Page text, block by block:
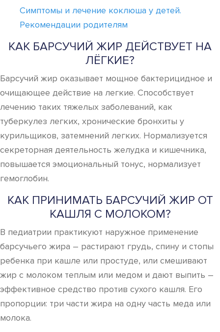
Симптомы и лечение коклюша у детей.
Рекомендации родителям
КАК БАРСУЧИЙ ЖИР ДЕЙСТВУЕТ НА
ЛЁГКИЕ?
Барсучий жир оказывает мощное бактерицидное и
очищающее действие на легкие. Способствует
лечению таких тяжелых заболеваний, как
туберкулез легких, хронические бронхиты у
курильщиков, затемнений легких. Нормализуется
секреторная деятельность желудка и кишечника,
повышается эмоциональный тонус, нормализует
гемоглобин.
КАК ПРИНИМАТЬ БАРСУЧИЙ ЖИР ОТ
КАШЛЯ С МОЛОКОМ?
В педиатрии практикуют наружное применение
барсучьего жира – растирают грудь, спину и стопы
ребенка при кашле или простуде, или смешивают
жир с молоком теплым или медом и дают выпить –
эффективное средство против сухого кашля. Его
пропорции: три части жира на одну часть меда или
молока.